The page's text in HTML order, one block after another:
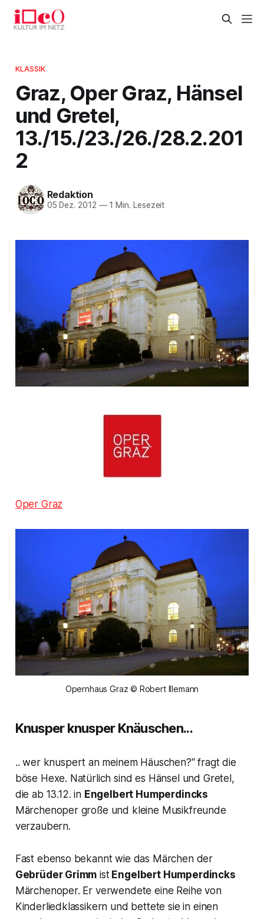
KLASSIK
Graz, Oper Graz, Hänsel
und Gretel,
13./15./23./26./28.2.201
2
Redaktion
05 Dez. 2012 —1 Min. Lesezeit
Oper Graz
Opernhaus Graz © Robert Illemann
Knusper knusper Knäuschen...
.. wer knuspert an meinem Häuschen?“ fragt die
böse Hexe. Natürlich sind es Hänsel und Gretel,
die ab 13.12. in Engelbert Humperdincks
Märchenoper große und kleine Musikfreunde
verzaubern.
Fast ebenso bekannt wie das Märchen der
Gebrüder Grimm istEngelbert Humperdincks
Märchenoper. Er verwendete eine Reihe von
Kinderliedklassikern und bettete sie in einen